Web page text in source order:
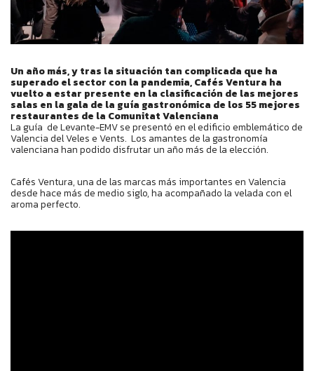
Un año más, y tras la situación tan complicada que ha
superado el sector con la pandemia, Cafés Ventura ha
vuelto a estar presente en la clasificación de las mejores
salas en la gala de la guía gastronómica de los 55 mejores
restaurantes de la Comunitat Valenciana
La guía de Levante-EMV se presentó en el edificio emblemático de
Valencia del Veles e Vents. Los amantes de la gastronomía
valenciana han podido disfrutar un año más de la elección.
Cafés Ventura, una de las marcas más importantes en Valencia
desde hace más de medio siglo, ha acompañado la velada con el
aroma perfecto.